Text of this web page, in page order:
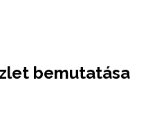
bemutatása